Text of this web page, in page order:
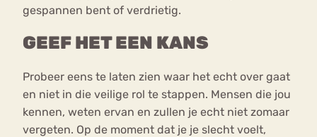
gespannen bent of verdrietig.
GEEF HET EEN KANS
Probeer eens te laten zien waar het echt over gaat
en niet in die veilige rol te stappen. Mensen die jou
kennen, weten ervan en zullen je echt niet zomaar
vergeten. Op de moment dat je je slecht voelt,